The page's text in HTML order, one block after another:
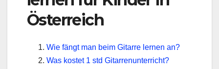
Österreich
Wie fängt man beim Gitarre lernen an?
Was kostet 1 std Gitarrenunterricht?